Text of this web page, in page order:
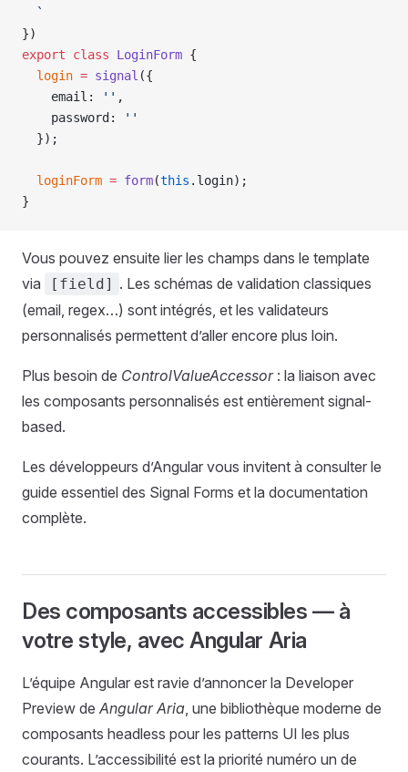
  `
})
export class LoginForm {
  login
= signal ({
    email:
'' ,
    password:
''
  });
  loginForm
= form(this .login);
}
Vous pouvez ensuite lier les champs dans le template
via
[field] . Les schémas de validation classiques
(email, regex…) sont intégrés, et les validateurs
personnalisés permettent d’aller encore plus loin.
Plus besoin de ControlValueAccessor: la liaison avec
les composants personnalisés est entièrement signal-
based.
Les développeurs d’Angular vous invitent à consulter le
guide essentiel des Signal Forms et la documentation
complète.
Des composants accessibles — à
votre style, avec Angular Aria
L’équipe Angular est ravie d’annoncer la Developer
Preview de Angular Aria, une bibliothèque moderne de
composants headless pour les patterns UI les plus
courants. L’accessibilité est la priorité numéro un de